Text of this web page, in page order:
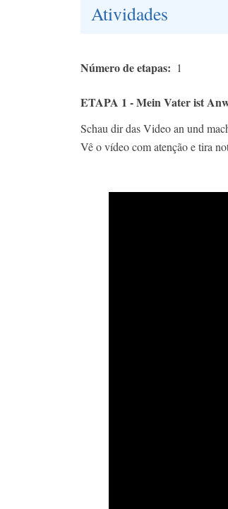
Atividades
Número de etapas 1
ETAPA 1 - Mein Vater ist
Schau dir das Video an und
Vê o vídeo com atenção e tira